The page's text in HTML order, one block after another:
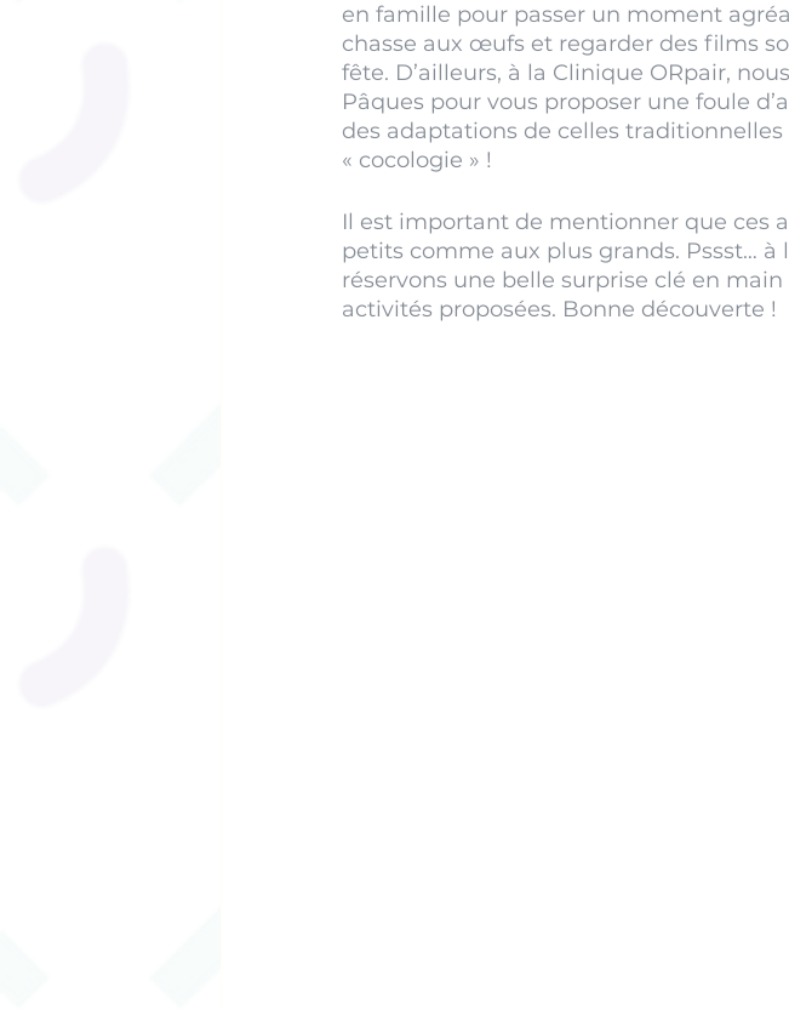
en famille pour passer un moment
chasse aux œufs et regarder des films
fête. D’ailleurs, à la Clinique ORpair,
Pâques pour vous proposer une foule
des adaptations de celles
« cocologie » !
Il est important de mentionner que ces
petits comme aux plus grands. Pssst…
réservons une belle surprise clé en
activités proposées. Bonne découverte !